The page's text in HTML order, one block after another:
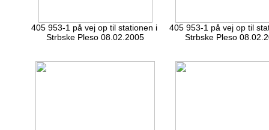
405 953-1 på vej op til stationen i
Strbske Pleso 08.02.2005
405 953-1 på vej op til
Strbske Pleso